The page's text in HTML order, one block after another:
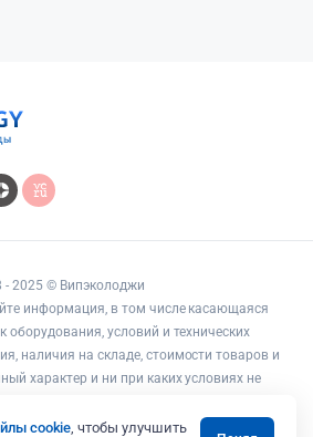
2025 © Випэколоджи
информация, в том числе касающаяся
оборудования, условий и технических
наличия на складе, стоимости товаров и
характер и ни при каких условиях не
определяемой положениями статьи 437
cookie, чтобы улучшить